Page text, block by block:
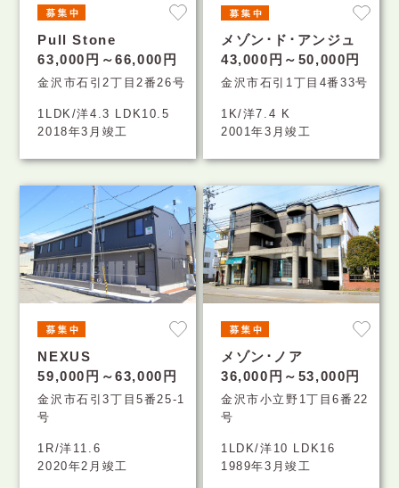
Pull Stone
63,000円～66,000円
金沢市石引2丁目2番26号
1LDK/洋4.3 LDK10.5
2018年3月竣工
メゾン･ド･アンジュ
43,000円～50,000円
金沢市石引1丁目4番33号
1K/洋7.4 K
2001年3月竣工
NEXUS
59,000円～63,000円
金沢市石引3丁目5番25-1
号
1R/洋11.6
2020年2月竣工
メゾン･ノア
36,000円～53,000円
金沢市小立野1丁目6番22
号
1LDK/洋10 LDK16
1989年3月竣工